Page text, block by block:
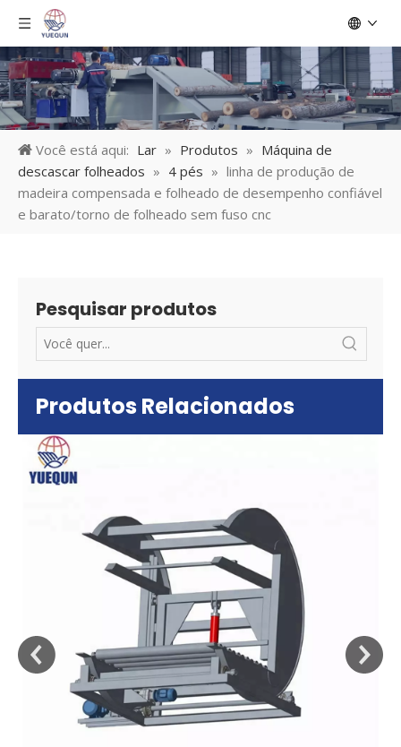
Você está aqui: Lar » Produtos » Máquina de
descascar folheados » 4 pés » linha de produção de
madeira compensada e folheado de desempenho confiável
e barato/torno de folheado sem fuso cnc
Pesquisar produtos
Produtos Relacionados